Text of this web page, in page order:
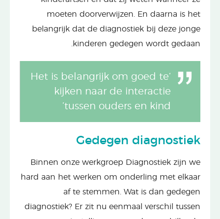
moeten doorverwijzen. En daarna is het
belangrijk dat de diagnostiek bij deze jonge
kinderen gedegen wordt gedaan.
‘Het is belangrijk om goed te
kijken naar de interactie
tussen ouders en kind’
Gedegen diagnostiek
Binnen onze werkgroep Diagnostiek zijn we
hard aan het werken om onderling met elkaar
af te stemmen. Wat is dan gedegen
diagnostiek? Er zit nu eenmaal verschil tussen